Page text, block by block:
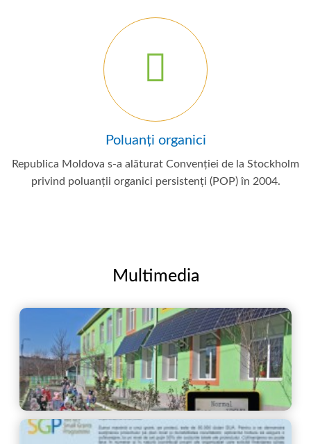
Poluanți organici
Republica Moldova s-a alăturat Convenției de la Stockholm
privind poluanții organici persistenți (POP) în 2004.
Multimedia